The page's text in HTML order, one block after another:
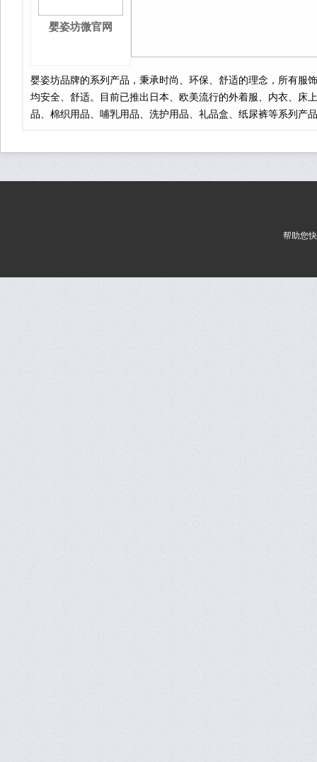
婴姿坊微官网
婴姿坊品牌的系列产品，秉承时尚、环保、舒适的理念，所有服
均安全、舒适。目前已推出日本、欧美流行的外着服、内衣、床
品、棉织用品、哺乳用品、洗护用品、礼品盒、纸尿裤等系列产
帮助您